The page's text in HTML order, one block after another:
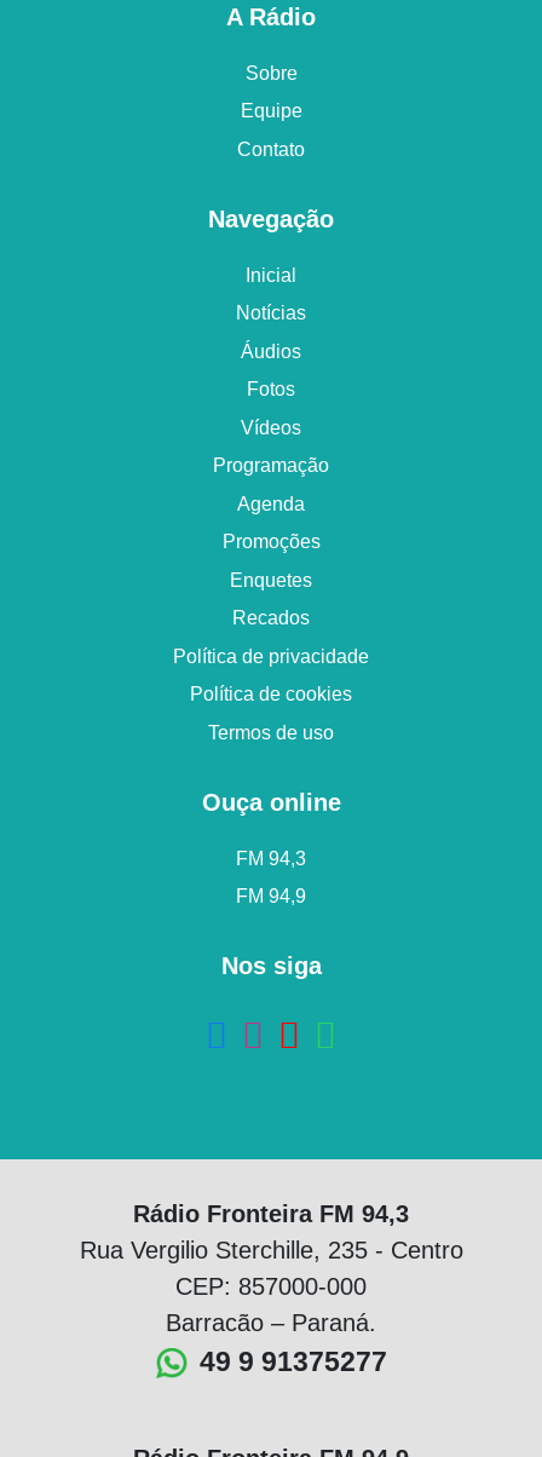
Navegação
Inicial
Notícias
Áudios
Fotos
Vídeos
Programação
Agenda
Promoções
Enquetes
Recados
Política de privacidade
Política de cookies
Termos de uso
A Rádio
Sobre
Equipe
Contato
Ouça online
FM 94,3
FM 94,9
Nos siga
Rádio Fronteira FM 94,3
Rua Vergilio Sterchille, 235 - Centro
CEP: 857000-000
Barracão – Paraná.
49 9 91375277